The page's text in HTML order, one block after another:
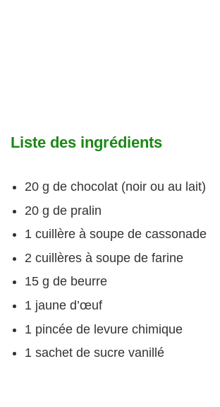
Liste des ingrédients
20 g de chocolat (noir ou au lait)
20 g de pralin
1 cuillère à soupe de cassonade
2 cuillères à soupe de farine
15 g de beurre
1 jaune d’œuf
1 pincée de levure chimique
1 sachet de sucre vanillé